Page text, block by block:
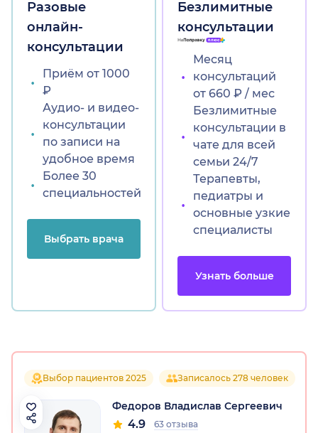
Разовые
онлайн-
консультации
Приём от 1000
₽
Аудио- и видео-
консультации
по записи на
удобное время
Более 30
специальностей
Выбрать врача
Безлимитные
консультации
Месяц
консультаций
от 660 ₽ / мес
Безлимитные
консультации в
чате для всей
семьи 24/7
Терапевты,
педиатры и
основные узкие
специалисты
Узнать больше
Выбор пациентов 2025 Записалось 278 человек
Федоров Владислав Сергеевич
4.9 63 отзыва